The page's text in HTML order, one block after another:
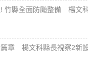
竹縣全面防颱整備 楊文
章 楊文科縣長視察2新